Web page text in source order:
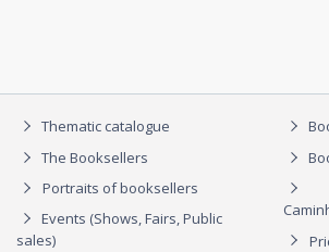
Thematic catalogue
The Booksellers
Portraits of booksellers
Events (Shows, Fairs, Public
sales)